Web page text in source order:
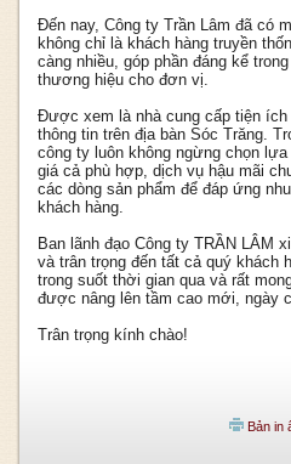
Đến nay, Công ty Trần Lâm đã có
không chỉ là khách hàng truyền
càng nhiều, góp phần đáng kể
thương hiệu cho đơn vị.
Được xem là nhà cung cấp tiện ích
thông tin trên địa bàn Sóc Trăng.
công ty luôn không ngừng chọn
giá cả phù hợp, dịch vụ hậu mãi
các dòng sản phẩm để đáp ứng
khách hàng.
Ban lãnh đạo Công ty TRẦN LÂM
và trân trọng đến tất cả quý khách
trong suốt thời gian qua và rất
được nâng lên tầm cao mới, ngày
Trân trọng kính chào!
Bản in